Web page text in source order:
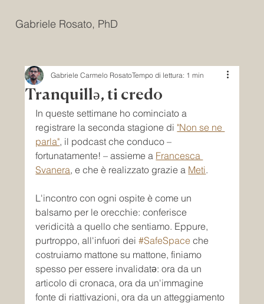
Gabriele Rosato, PhD
Tranquillǝ, ti credo
Gabriele Carmelo RosatoTempo di lettura: 1 min
In queste settimane ho cominciato a
registrare la seconda stagione di "Non se ne
parla", il podcast che conduco –
fortunatamente! – assieme a Francesca
Svanera, e che è realizzato grazie a Meti.
L'incontro con ogni ospite è come un
balsamo per le orecchie: conferisce
veridicità a quello che sentiamo. Eppure,
purtroppo, all'infuori dei #SafeSpace che
costruiamo mattone su mattone, finiamo
spesso per essere invalidatǝ: ora da un
articolo di cronaca, ora da un'immagine
fonte di riattivazioni, ora da un atteggiamento